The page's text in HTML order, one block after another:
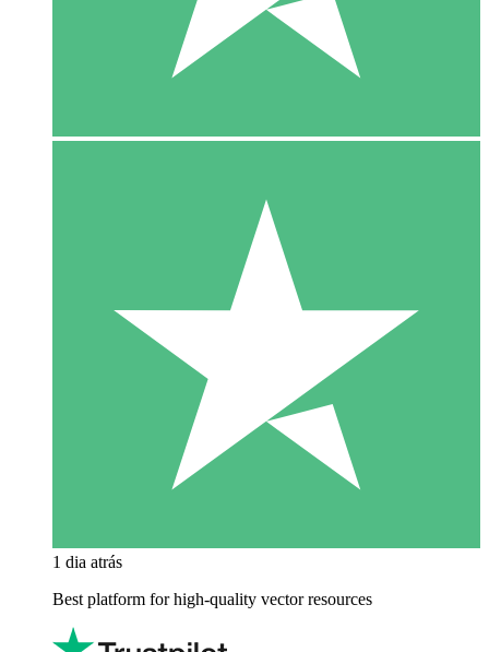
1 dia atrás
Best platform for high-quality vector resources